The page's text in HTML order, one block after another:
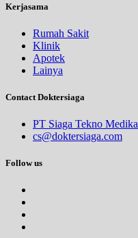
Kerjasama
Rumah Sakit
Klinik
Apotek
Lainya
Contact Doktersiaga
PT Siaga Tekno Medika
cs@doktersiaga.com
Follow us